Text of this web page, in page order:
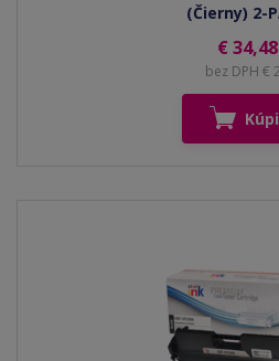
(Čierny) 2-
€ 34,48
bez DPH €